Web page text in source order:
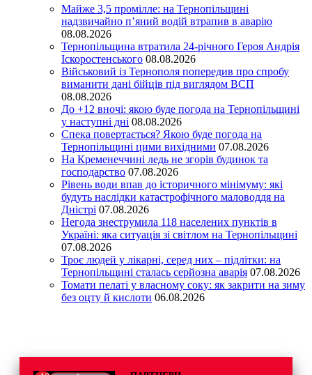
Майже 3,5 промілле: на Тернопільщині
надзвичайно п’яний водій втрапив в аварію
08.08.2026
Тернопільщина втратила 24-річного Героя Андрія
Іскоростенського 08.08.2026
Військовий із Тернополя попередив про спробу
виманити дані бійців під виглядом ВСП
08.08.2026
До +12 вночі: якою буде погода на Тернопільщині
у наступні дні 08.08.2026
Спека повертається? Якою буде погода на
Тернопільщині цими вихідними 07.08.2026
На Кременеччині ледь не згорів будинок та
господарство 07.08.2026
Рівень води впав до історичного мінімуму: які
будуть наслідки катастрофічного маловоддя на
Дністрі 07.08.2026
Негода знеструмила 118 населених пунктів в
Україні: яка ситуація зі світлом на Тернопільщині
07.08.2026
Троє людей у лікарні, серед них – підлітки: на
Тернопільщині сталась серйозна аварія 07.08.2026
Томати пелаті у власному соку: як закрити на зиму
без оцту й кислоти 06.08.2026